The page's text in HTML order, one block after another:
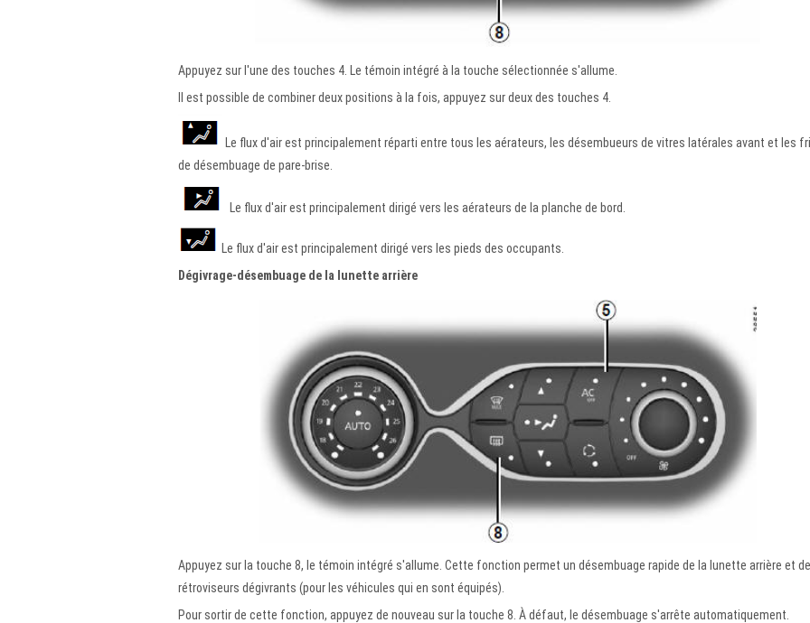
Appuyez sur l'une des touches 4. Le témoin intégré à la touche sélectionnée s'allume.
Il est possible de combiner deux positions à la fois, appuyez sur deux des touches 4.
Le flux d'air est principalement réparti entre tous les aérateurs, les désembueurs de vitres latérales avant et les
de désembuage de pare-brise.
Le flux d'air est principalement dirigé vers les aérateurs de la planche de bord.
Le flux d'air est principalement dirigé vers les pieds des occupants.
Dégivrage-désembuage de la lunette arrière
Appuyez sur la touche 8, le témoin intégré s'allume. Cette fonction permet un désembuage rapide de la lunette arrière et
rétroviseurs dégivrants (pour les véhicules qui en sont équipés).
Pour sortir de cette fonction, appuyez de nouveau sur la touche 8. À défaut, le désembuage s'arrête automatiquement.